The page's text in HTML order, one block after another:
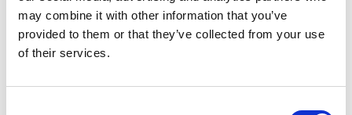
may combine it with other information that you’ve
provided to them or that they’ve collected from your use
of their services.